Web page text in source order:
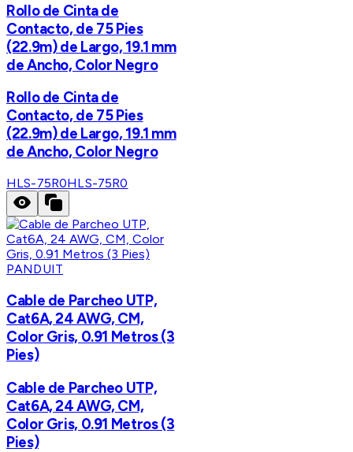
Rollo de Cinta de
Contacto, de 75 Pies
(22.9m) de Largo, 19.1 mm
de Ancho, Color Negro
Rollo de Cinta de
Contacto, de 75 Pies
(22.9m) de Largo, 19.1 mm
de Ancho, Color Negro
HLS-75R0HLS-75R0
PANDUIT
Cable de Parcheo UTP,
Cat6A, 24 AWG, CM,
Color Gris, 0.91 Metros (3
Pies)
Cable de Parcheo UTP,
Cat6A, 24 AWG, CM,
Color Gris, 0.91 Metros (3
Pies)